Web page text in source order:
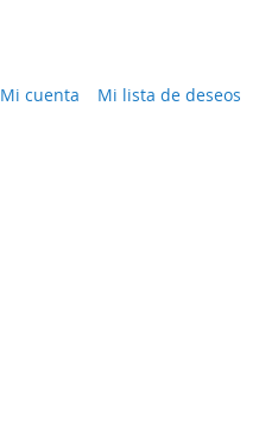
Mi cuenta Mi lista de deseos